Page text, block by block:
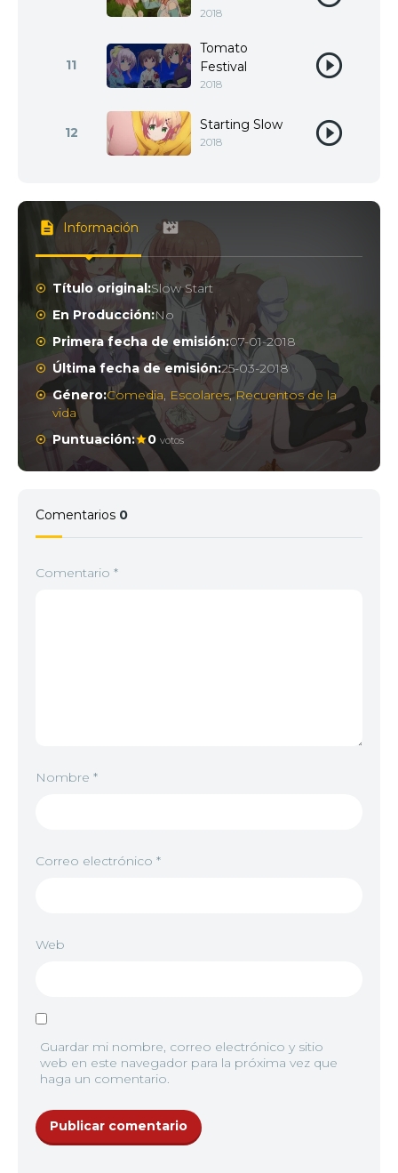
2018
11
Tomato
Festival
2018
12 Starting Slow
2018
Información
Título original:Slow Start
En Producción:No
Primera fecha de emisión:07-01-2018
Última fecha de emisión:25-03-2018
Género:Comedia, Escolares,Recuentos de la
vida
Puntuación:
0 votos
Comentarios 0
Comentario *
Nombre *
Correo electrónico *
Web
Guardar mi nombre, correo electrónico y sitio
web en este navegador para la próxima vez que
haga un comentario.